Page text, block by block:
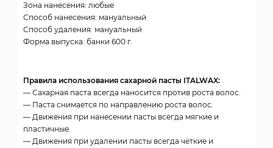
Зона нанесения: любые
Способ нанесения: мануальный
Способ удаления: мануальный
Форма выпуска: банки 600 г.
Правила использования сахарной пасты ITALWAX:
— Сахарная паста всегда наносится против роста волос.
— Паста снимается по направлению роста волос.
— Движения при нанесении пасты всегда мягкие и
пластичные.
— Движения при удалении пасты всегда чёткие и